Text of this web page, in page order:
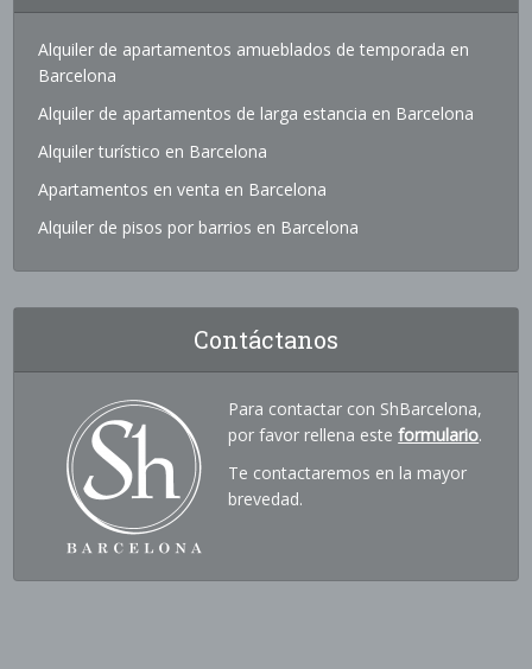
Alquiler de apartamentos amueblados de temporada en
Barcelona
Alquiler de apartamentos de larga estancia en Barcelona
Alquiler turístico en Barcelona
Apartamentos en venta en Barcelona
Alquiler de pisos por barrios en Barcelona
Contáctanos
Para contactar con ShBarcelona,
por favor rellena esteformulario.
Te contactaremos en la mayor
brevedad.